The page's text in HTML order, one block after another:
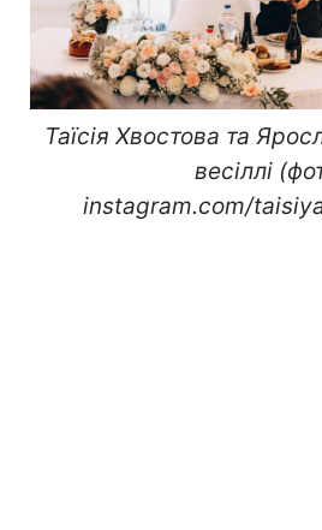
Таїсія Хвостова та
весіллі
instagram.com/